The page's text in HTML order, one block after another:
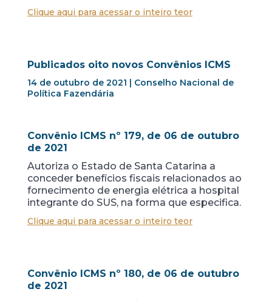
Clique aqui para acessar o inteiro teor
Publicados oito novos Convênios ICMS
14 de outubro de 2021 | Conselho Nacional de
Política Fazendária
Convênio ICMS nº 179, de 06 de outubro
de 2021
Autoriza o Estado de Santa Catarina a
conceder benefícios fiscais relacionados ao
fornecimento de energia elétrica a hospital
integrante do SUS, na forma que especifica.
Clique aqui para acessar o inteiro teor
Convênio ICMS nº 180, de 06 de outubro
de 2021